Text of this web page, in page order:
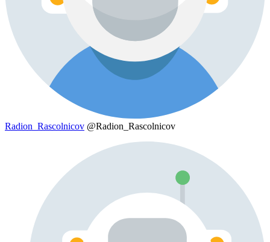
Radion_Rascolnicov @Radion_Rascolnicov